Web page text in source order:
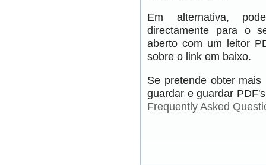
Em alternativa,
directamente para o
aberto com um leitor
sobre o link em baixo.
Se pretende obter
guardar e guardar
Frequently Asked